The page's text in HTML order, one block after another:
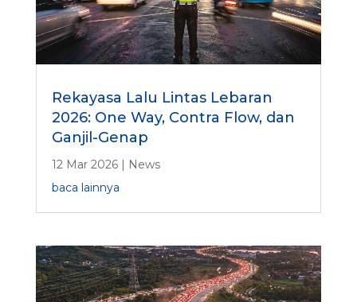
Rekayasa Lalu Lintas Lebaran
2026: One Way, Contra Flow, dan
Ganjil-Genap
12 Mar 2026| News
baca lainnya